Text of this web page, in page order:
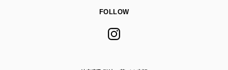
FOLLOW